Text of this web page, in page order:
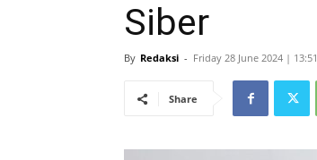
Siber
By Redaksi - Friday 28 June 2024 | 13:51
Share